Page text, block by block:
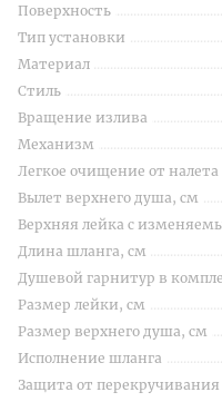
Поверхность
Тип установки
Материал
Стиль
Вращение излива
Механизм
Легкое очищение от налета
Вылет верхнего душа, см
Верхняя лейка с
Длина шланга, см
Душевой гарнитур в
Размер лейки, см
Размер верхнего душа, см
Исполнение шланга
Защита от